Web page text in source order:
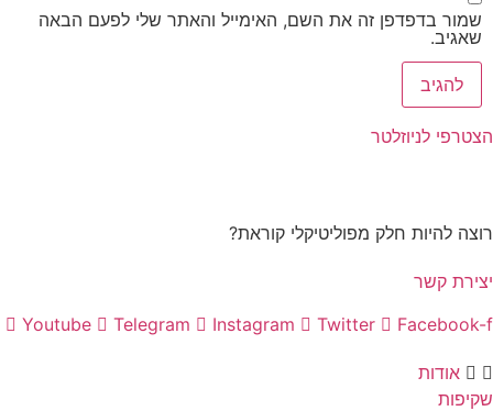
שמור בדפדפן זה את השם, האימייל והאתר שלי לפעם הבאה
שאגיב.
הצטרפי לניוזלטר
רוצה להיות חלק מפוליטיקלי קוראת?
יצירת קשר
Youtube
Telegram Instagram Twitter Facebook-f
אודות
שקיפות